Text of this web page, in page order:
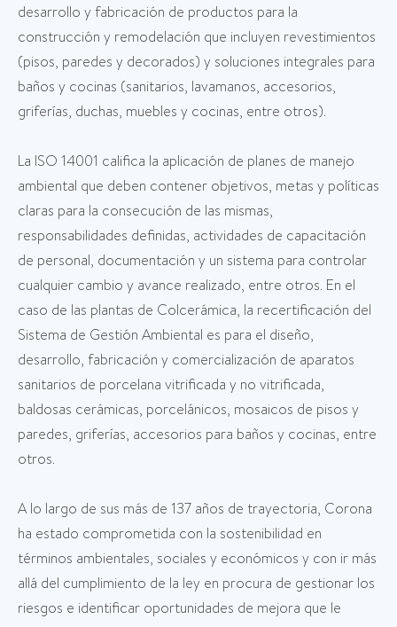
desarrollo y fabricación de productos para la
construcción y remodelación que incluyen revestimientos
(pisos, paredes y decorados) y soluciones integrales para
baños y cocinas (sanitarios, lavamanos, accesorios,
griferías, duchas, muebles y cocinas, entre otros).
La ISO 14001 califica la aplicación de planes de manejo
ambiental que deben contener objetivos, metas y políticas
claras para la consecución de las mismas,
responsabilidades definidas, actividades de capacitación
de personal, documentación y un sistema para controlar
cualquier cambio y avance realizado, entre otros. En el
caso de las plantas de Colcerámica, la recertificación del
Sistema de Gestión Ambiental es para el diseño,
desarrollo, fabricación y comercialización de aparatos
sanitarios de porcelana vitrificada y no vitrificada,
baldosas cerámicas, porcelánicos, mosaicos de pisos y
paredes, griferías, accesorios para baños y cocinas, entre
otros.
A lo largo de sus más de 137 años de trayectoria, Corona
ha estado comprometida con la sostenibilidad en
términos ambientales, sociales y económicos y con ir más
allá del cumplimiento de la ley en procura de gestionar los
riesgos e identificar oportunidades de mejora que le